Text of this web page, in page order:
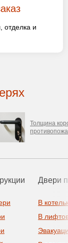
и
Толщина
Двери
В
В